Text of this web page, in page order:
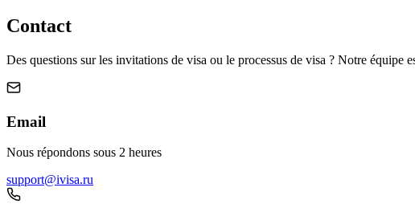
Contact
Des questions sur les invitations de visa ou le processus de visa ? Notre équipe
Email
Nous répondons sous 2 heures
support@ivisa.ru